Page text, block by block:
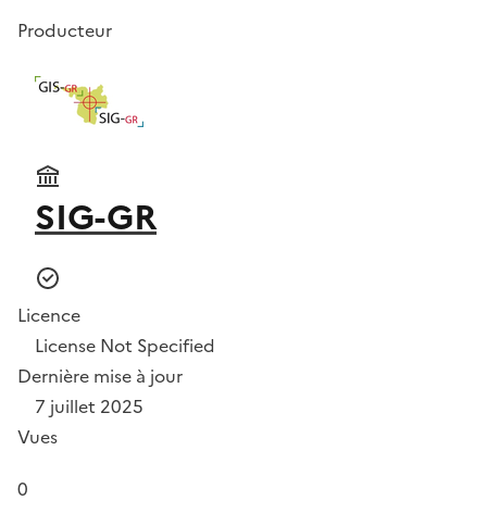
Producteur
SIG-GR
Licence
License Not Specified
Dernière mise à jour
7 juillet 2025
Vues
0